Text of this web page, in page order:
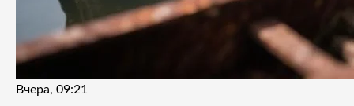
Вчера, 09:21